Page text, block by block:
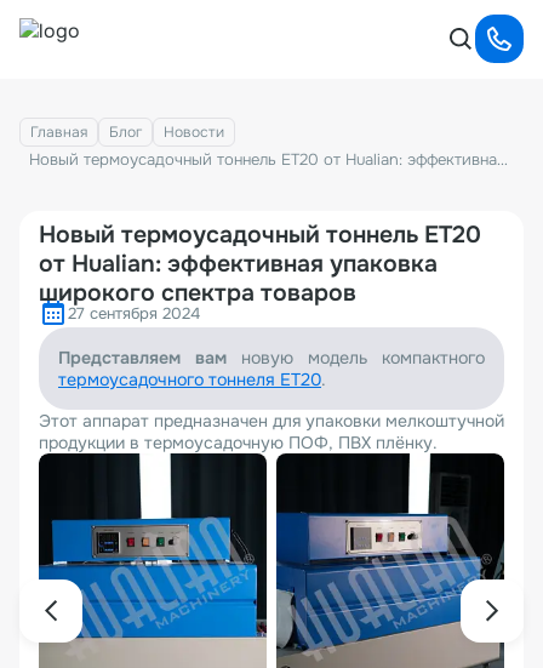
Главная Блог Новости
Новый термоусадочный тоннель ET20 от Hualian: эффективная упаковка широкого спектра товаров
Новый термоусадочный тоннель ET20
от Hualian: эффективная упаковка
широкого спектра товаров
27 сентября 2024
Представляем вам новую модель компактного
термоусадочного тоннеля ET20.
Этот аппарат предназначен для упаковки мелкоштучной
продукции в термоусадочную ПОФ, ПВХ плёнку.